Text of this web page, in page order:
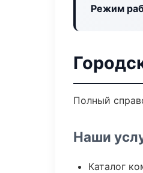
Режим
Полный
Наши
Каталог